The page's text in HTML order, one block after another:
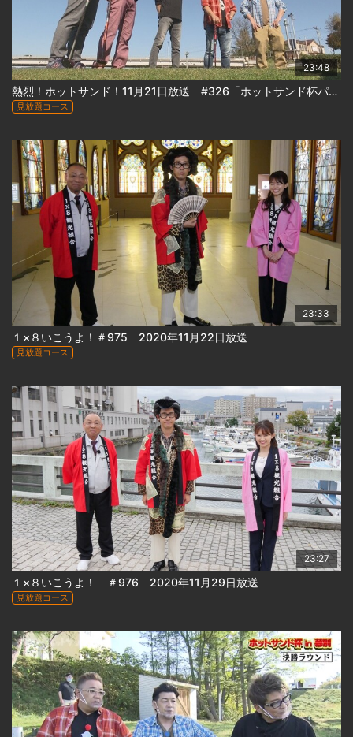
23:48
熱烈！ホットサンド！11月21日放送 #326「ホットサンド杯パークゴルフ大会２」
見放題コース
23:33
１×８いこうよ！＃975 2020年11月22日放送
見放題コース
23:27
１×８いこうよ！ ＃976 2020年11月29日放送
見放題コース